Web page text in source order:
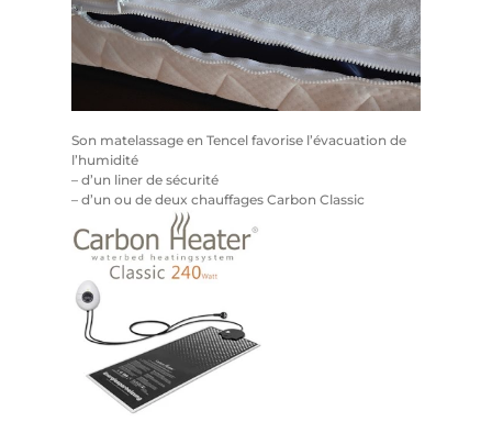
Son matelassage en Tencel favorise l’évacuation de
l’humidité
– d’un liner de sécurité
– d’un ou de deux chauffages Carbon Classic